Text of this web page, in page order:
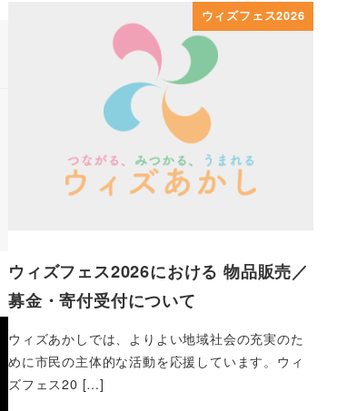
ウィズフェス2026
ウィズフェス2026における 物品販売／
募金・寄付受付について
ウィズあかしでは、よりよい地域社会の充実のた
めに市民の主体的な活動を応援しています。ウィ
ズフェス20 […]